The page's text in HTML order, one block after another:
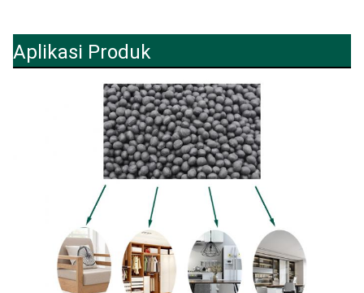
Aplikasi Produk